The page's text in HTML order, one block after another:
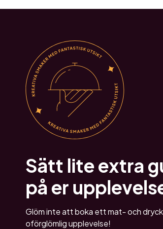
Sätt lite extra
på er
Glöm inte att boka ett mat- och
oförglömlig upplevelse!